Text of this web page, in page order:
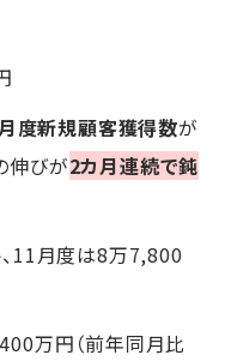
度新規顧客獲得数が
伸びが2カ月連続で鈍
11月度は8万7,800
万円（前年同月比